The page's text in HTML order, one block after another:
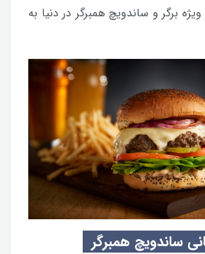
برگر و ساندویچ همبرگر در دنیا به
ساندویچ همبرگر